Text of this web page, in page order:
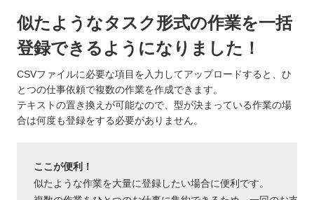
似たようなタスク形式の作業を一括
登録できるようになりました！
CSVファイルに必要な項目を入力してアップロードすると、ひ
とつの仕事依頼で複数の作業を作成できます。
テキストの置き換えが可能なので、型が決まっている作業の場
合は何度も登録をする必要がありません。
ここが便利！
似たような作業を大量に登録したい場合に便利です。